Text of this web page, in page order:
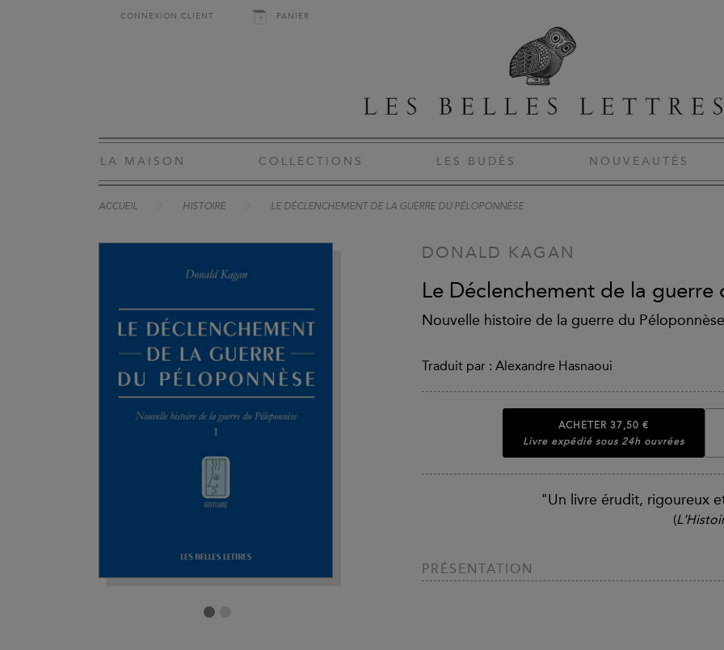
CONNEXION CLIENT PANIER
LA MAISON COLLECTIONS LES BUDÉS NOUVEAUTÉS
ACCUEIL HISTOIRE LE DÉCLENCHEMENT DE LA GUERRE DU PÉLOPONNÈSE
DONALD KAGAN
Le Déclenchement de la guerre
Nouvelle histoire de la guerre du
Traduit par : Alexandre Hasnaoui
ACHETER 37,50 €
Livre expédié sous 24h ouvrées
"Un livre érudit, rigoureux
(
PRÉSENTATION